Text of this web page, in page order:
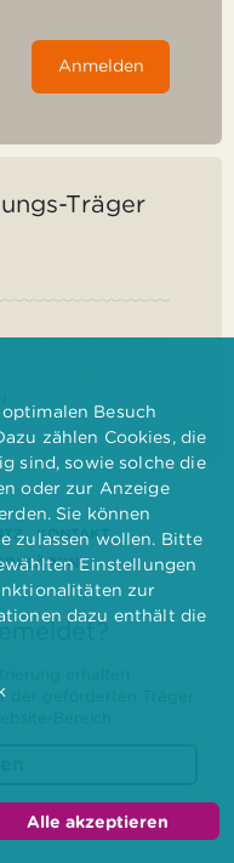
Anmelden
Träger
KONTAKT
der geförderten Träger
Besuch
zählen Cookies, die
sind, sowie solche die
oder zur Anzeige
Sie können
zulassen wollen. Bitte
Einstellungen
zur
dazu enthält die
Alle akzeptieren